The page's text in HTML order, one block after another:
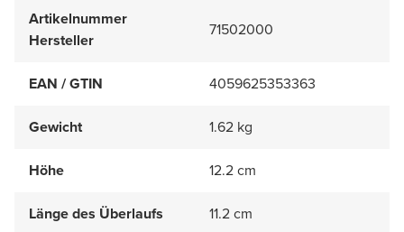
Artikelnummer
Hersteller
71502000
EAN / GTIN 4059625353363
Gewicht 1.62 kg
Höhe 12.2 cm
Länge des Überlaufs 11.2 cm